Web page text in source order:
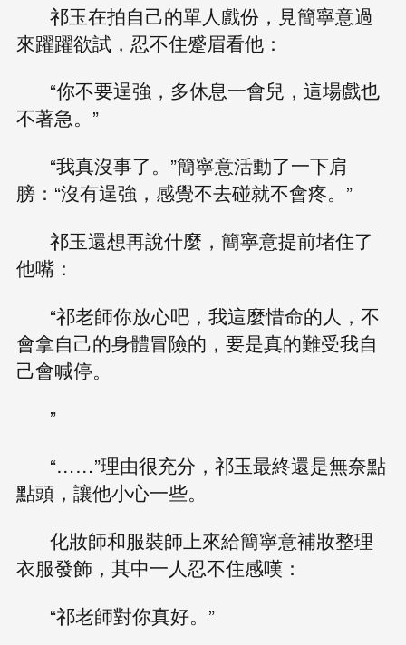
祁玉在拍自己的單人戲份，見簡寧意過
來躍躍欲試，忍不住蹙眉看他：
“你不要逞強，多休息一會兒，這場戲也
不著急。”
“我真沒事了。”簡寧意活動了一下肩
膀：“沒有逞強，感覺不去碰就不會疼。”
祁玉還想再說什麼，簡寧意提前堵住了
他嘴：
“祁老師你放心吧，我這麼惜命的人，不
會拿自己的身體冒險的，要是真的難受我自
己會喊停。
”
“……”理由很充分，祁玉最終還是無奈點
點頭，讓他小心一些。
化妝師和服裝師上來給簡寧意補妝整理
衣服發飾，其中一人忍不住感嘆：
“祁老師對你真好。”